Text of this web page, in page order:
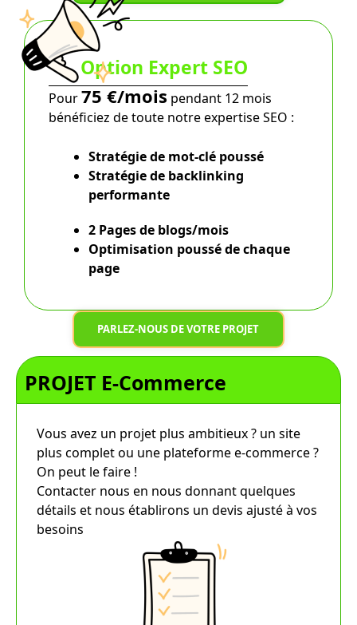
Option Expert SEO
Pour75 €/mois pendant 12 mois
bénéficiez de toute notre expertise SEO :
Stratégie de mot-clé poussé
Stratégie de backlinking
performante
2 Pages de blogs/mois
Optimisation pousséde chaque
page
PARLEZ-NOUS DE VOTRE PROJET
PROJET E-Commerce
Vous avez un projet plus ambitieux ? un site
plus complet ou une plateforme e-commerce ?
On peut le faire !
Contacter nous en nous donnant quelques
détails et nous établirons un devis ajusté à vos
besoins